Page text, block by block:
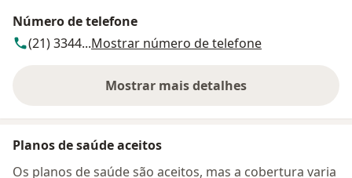
Número de telefone
(21) 3344...Mostrar número de telefone
Mostrar mais detalhes
sobre o endereço
Planos de saúde aceitos
Os planos de saúde são aceitos, mas a cobertura varia